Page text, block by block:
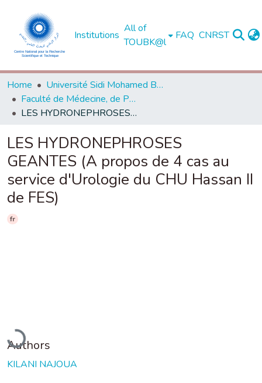
Institutions
All of
TOUBK@l
FAQ CNRST
Home
Université Sidi Mohamed Ben Abdellah de Fès
Faculté de Médecine, de Pharmacie et de Médecine Dentaire - Fès
LES HYDRONEPHROSES GEANTES (A propos de 4 cas au service d'Urologie du CHU Hassan II de FES)
LES HYDRONEPHROSES
GEANTES (A propos de 4 cas au
service d'Urologie du CHU Hassan II
de FES)
fr
Loading...
Authors
KILANI NAJOUA